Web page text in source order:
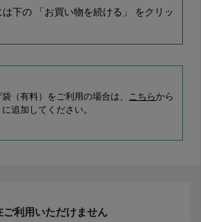
下の 「お買い物を続ける」 をクリッ
（有料）をご利用の場合は、 こちらから
追加してください。
ご利用いただけません